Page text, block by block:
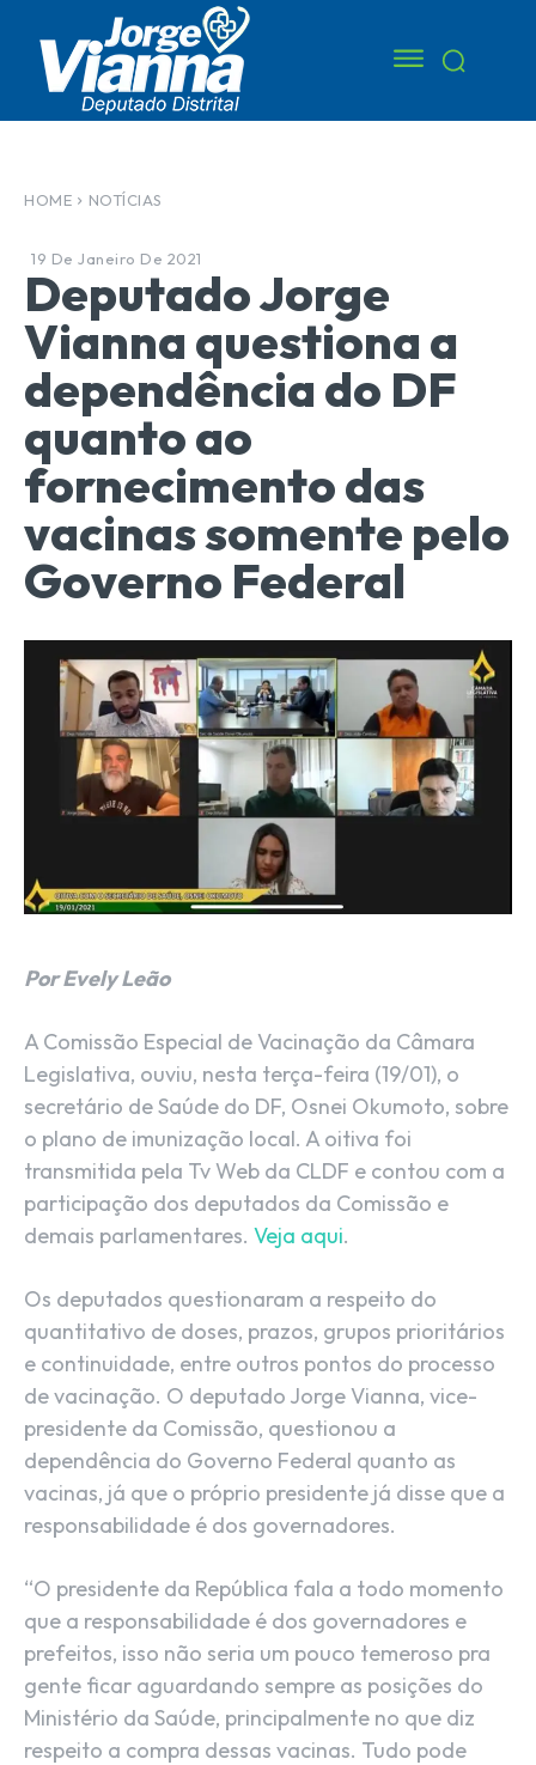
HOME NOTÍCIAS
19 De Janeiro De 2021
Deputado Jorge
Vianna questiona a
dependência do DF
quanto ao
fornecimento das
vacinas somente pelo
Governo Federal
Por Evely Leão
A Comissão Especial de Vacinação da Câmara
Legislativa, ouviu, nesta terça-feira (19/01), o
secretário de Saúde do DF, Osnei Okumoto, sobre
o plano de imunização local. A oitiva foi
transmitida pela Tv Web da CLDF e contou com a
participação dos deputados da Comissão e
demais parlamentares. Veja aqui.
Os deputados questionaram a respeito do
quantitativo de doses, prazos, grupos prioritários
e continuidade, entre outros pontos do processo
de vacinação. O deputado Jorge Vianna, vice-
presidente da Comissão, questionou a
dependência do Governo Federal quanto as
vacinas, já que o próprio presidente já disse que a
responsabilidade é dos governadores.
“O presidente da República fala a todo momento
que a responsabilidade é dos governadores e
prefeitos, isso não seria um pouco temeroso pra
gente ficar aguardando sempre as posições do
Ministério da Saúde, principalmente no que diz
respeito a compra dessas vacinas. Tudo pode